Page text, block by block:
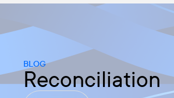
BLOG
Reconciliation